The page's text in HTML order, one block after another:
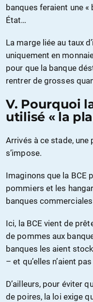
banques feraient une
État…
La marge liée au taux
uniquement en
pour que la banque
rentrer de grosses
V. Pourquoi
utilisé « la
Arrivés à ce stade,
s’impose.
Imaginons que la BCE
pommiers et les
banques
Ici, la BCE vient de
de pommes aux
banques les aient
– et qu’elles n’aient
D’ailleurs, pour éviter
de poires, la loi exige